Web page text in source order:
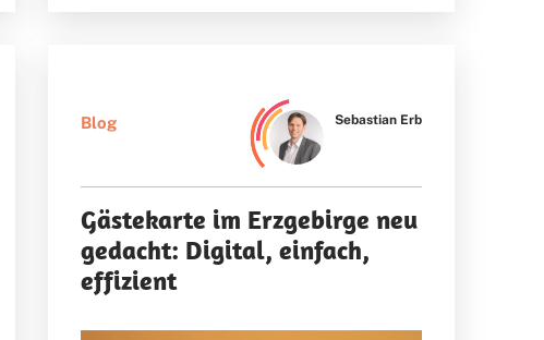
Blog Sebastian Erb
Gästekarte im Erzgebirge neu
gedacht: Digital, einfach,
effizient